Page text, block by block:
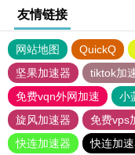
友情链接
网站地图 QuickQ
坚果加速器
tiktok加
免费vqn外网加速
小
旋风加速器
免费vps
快连加速器
快连加